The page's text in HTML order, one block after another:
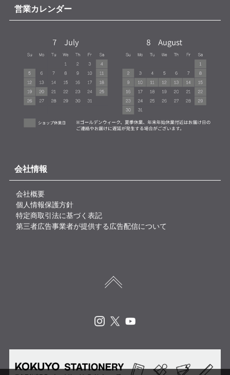
営業カレンダー
会社情報
会社概要
個人情報保護方針
特定商取引法に基づく表記
第三者広告事業者が提供する広告配信について